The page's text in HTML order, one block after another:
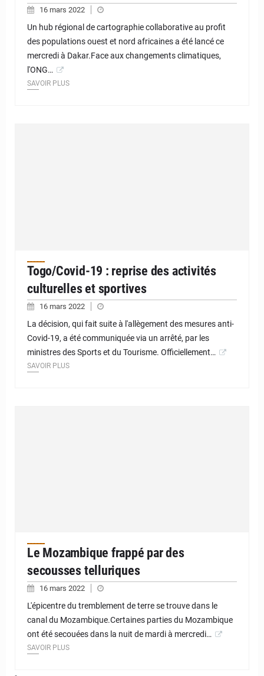
16 mars 2022
Un hub régional de cartographie collaborative au profit
des populations ouest et nord africaines a été lancé ce
mercredi à Dakar.Face aux changements climatiques,
l'ONG…
SAVOIR PLUS
Togo/Covid-19 : reprise des activités
culturelles et sportives
16 mars 2022
La décision, qui fait suite à l'allègement des mesures anti-
Covid-19, a été communiquée via un arrêté, par les
ministres des Sports et du Tourisme. Officiellement…
SAVOIR PLUS
Le Mozambique frappé par des
secousses telluriques
16 mars 2022
L'épicentre du tremblement de terre se trouve dans le
canal du Mozambique.Certaines parties du Mozambique
ont été secouées dans la nuit de mardi à mercredi…
SAVOIR PLUS